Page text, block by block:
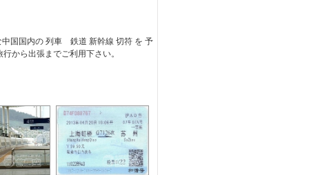
国内の 列車 鉄道 新幹線 切符 を 予
から出張までご利用下さい。